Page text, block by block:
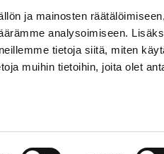
ja mainosten
analysoimiseen.
tietoja siitä, miten
muihin tietoihin, joita olet
RAVIRATA OY